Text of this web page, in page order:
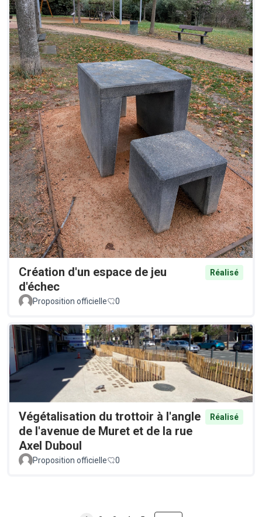
Création d'un espace de jeu
d'échec
Réalisé
Proposition officielle 0
Végétalisation du trottoir à l'angle
de l'avenue de Muret et de la rue
Axel Duboul
Réalisé
Proposition officielle 0